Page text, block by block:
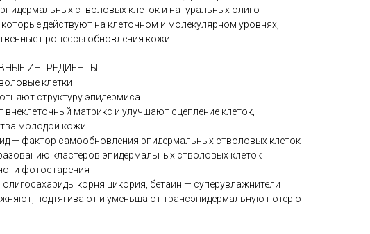
стволовых клеток и натуральных олиго-
действуют на клеточном и молекулярном уровнях,
процессы обновления кожи.
ИНГРЕДИЕНТЫ:
клетки
структуру эпидермиса
матрикс и улучшают сцепление клеток,
молодой кожи
— фактор самообновления эпидермальных стволовых клеток
кластеров эпидермальных стволовых клеток
и фотостарения
олигосахариды корня цикория, бетаин — суперувлажнители
подтягивают и уменьшают трансэпидермальную потерю